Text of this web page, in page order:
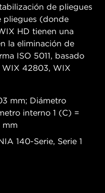
de pliegues
pliegues (donde
HD tienen una
la eliminación de
ISO 5011, basado
42803, WIX
mm; Diámetro
interno 1 (C) =
mm
140-Serie, Serie 1